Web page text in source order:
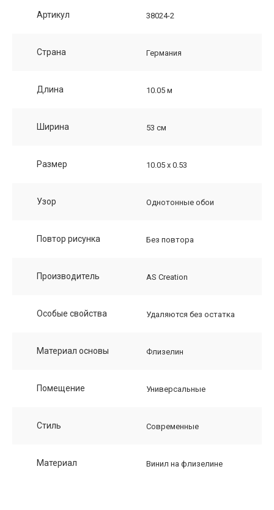
Артикул 38024-2
Страна Германия
Длина 10.05 м
Ширина 53 см
Размер 10.05 х 0.53
Узор Однотонные обои
Повтор рисунка Без повтора
Производитель AS Creation
Особые свойства Удаляются без остатка
Материал основы Флизелин
Помещение Универсальные
Стиль Современные
Материал Винил на флизелине